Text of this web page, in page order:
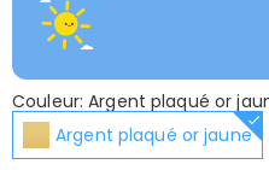
Couleur: Argent plaqué or
Argent plaqué or jaune